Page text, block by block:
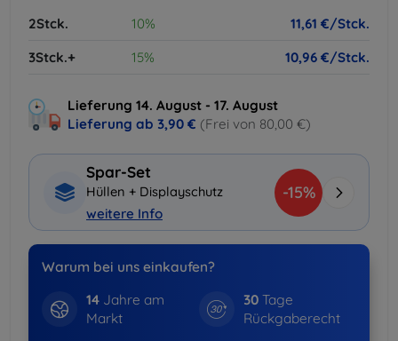
2Stck.
10%
11,61 €/Stck.
3Stck.+
15% 10,96 €/Stck.
Lieferung 14. August - 17. August
Lieferung ab 3,90 € (Frei von 80,00 €)
Spar-Set
Hüllen + Displayschutz
weitere Info
-15%
Warum bei uns einkaufen?
14Jahre am
Markt
30 Tage
Rückgaberecht